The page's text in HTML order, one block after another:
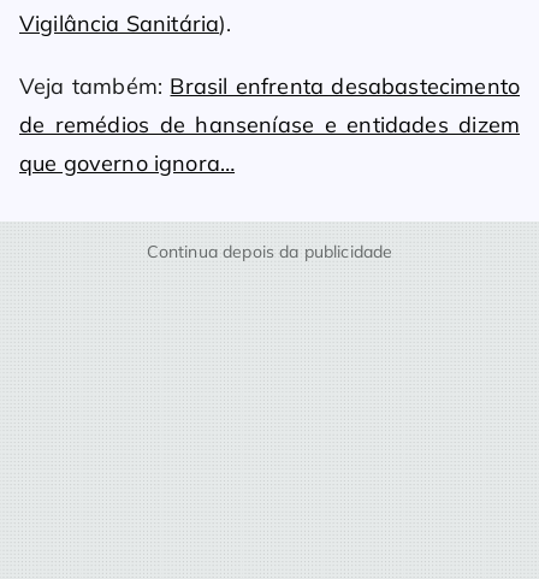
Vigilância Sanitária).
Veja também: Brasil enfrenta desabastecimento
de remédios de hanseníase e entidades dizem
que governo ignora…
Continua depois da publicidade